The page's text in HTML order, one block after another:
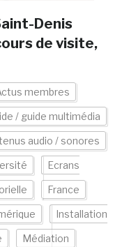
Denis
de visite,
membres
/ guide multimédia
audio / sonores
Ecrans
France
Installation
Médiation